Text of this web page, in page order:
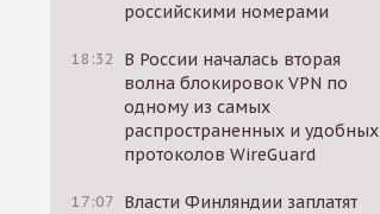
российскими номерами
18:32
В России началась вторая
волна блокировок VPN по
одному из самых
распространенных и удобных
протоколов WireGuard
17:07 Власти Финляндии заплатят